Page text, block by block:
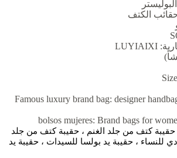
البوليستر
الكتف
LUYIAIXI
Famous luxury brand bag: designer
bolsos mujeres: Brand bags for
حقيبة كتف من جلد الغنم ، حقيبة كتف من جلد
للنساء ، حقيبة يد بولسا للسيدات ، حقيبة يد